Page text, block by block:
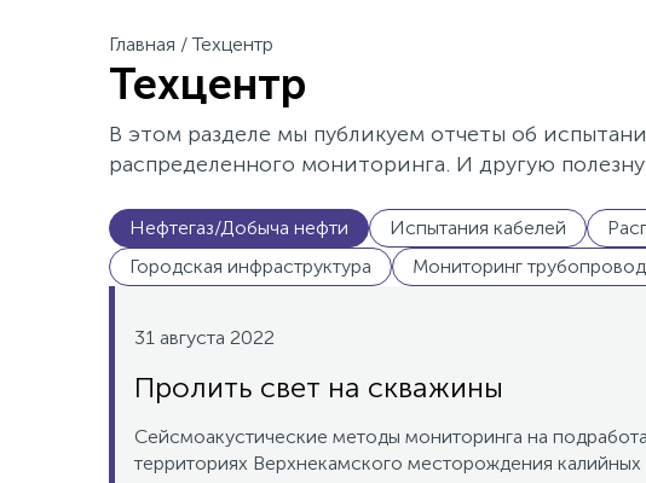
Главная /Техцентр
Техцентр
В этом разделе мы публикуем отчеты об
распределенного мониторинга. И другую
Нефтегаз/Добыча нефти Испытания кабелей
Городская инфраструктура
Мониторинг
31 августа 2022
Пролить свет на скважины
Сейсмоакустические методы мониторинга на
территориях Верхнекамского месторождения калийных